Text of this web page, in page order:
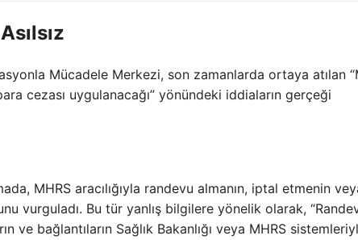
Mücadele Merkezi, son zamanlarda ortaya atılan
cezası uygulanacağı” yönündeki iddiaların gerçeği
MHRS aracılığıyla randevu almanın, iptal etmenin
vurguladı. Bu tür yanlış bilgilere yönelik olarak,
ve bağlantıların Sağlık Bakanlığı veya MHRS